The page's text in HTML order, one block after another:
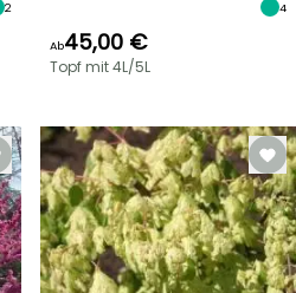
2 4
Ab45,00 €
Topf mit 4L/5L